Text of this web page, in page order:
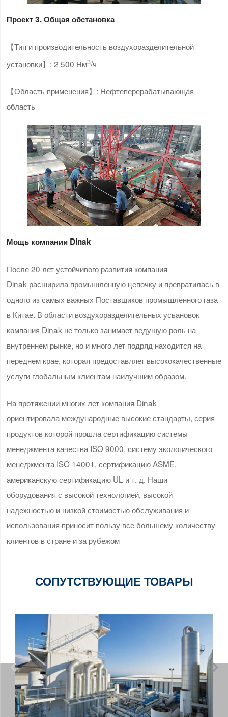
Проект 3. Общая обстановка
【Тип и производительность воздухоразделительной
установки】: 2 500 Нм3/ч
【Область применения】: Нефтеперерабатывающая
область
Мощь компании Dinak
После 20 лет устойчивого развития компания
Dinak расширила промышленную цепочку и превратилась в
одного из самых важных Поставщиков промышленного газа
в Китае. В области воздухоразделительных усьановок
компания Dinak не только занимает ведущую роль на
внутреннем рынке, но и много лет подряд находится на
переднем крае, которая предоставляет высококачественные
услуги глобальным клиентам наилучшим образом.
На протяжении многих лет компания Dinak
ориентировала международные высокие стандарты, серия
продуктов которой прошла сертификацию системы
менеджмента качества ISO 9000, систему экологического
менеджмента ISO 14001, сертификацию ASME,
американскую сертификацию UL и т. д. Наши
оборудования с высокой технологией, высокой
надежностью и низкой стоимостью обслуживания и
использования приносит пользу все большему количеству
клиентов в стране и за рубежом
СОПУТСТВУЮЩИЕ ТОВАРЫ
 